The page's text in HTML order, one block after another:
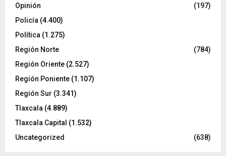
Opinión
(197)
Policía (4.400)
Política (1.275)
Región Norte
(784)
Región Oriente (2.527)
Región Poniente (1.107)
Región Sur (3.341)
Tlaxcala (4.889)
Tlaxcala Capital (1.532)
Uncategorized
(638)